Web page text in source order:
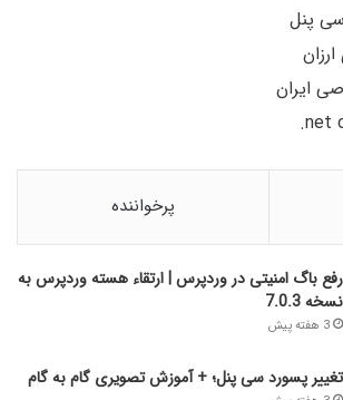
پنل
ایران
پرخواننده
رفع باگ امنیتی در وردپرس | ارتقاء هسته وردپرس به
نسخه 7.0.3
3 هفته پیش
تغییر پسورد سی پنل؛ + آموزش تصویری گام به گام